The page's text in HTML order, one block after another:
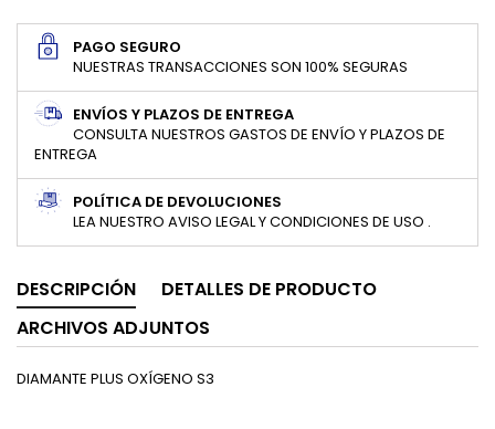
PAGO SEGURO
NUESTRAS TRANSACCIONES SON 100% SEGURAS
ENVÍOS Y PLAZOS DE ENTREGA
CONSULTA NUESTROS GASTOS DE ENVÍO Y PLAZOS DE
ENTREGA
POLÍTICA DE DEVOLUCIONES
LEA NUESTRO AVISO LEGAL Y CONDICIONES DE USO .
DESCRIPCIÓN
DETALLES DE PRODUCTO
ARCHIVOS ADJUNTOS
DIAMANTE PLUS OXÍGENO S3